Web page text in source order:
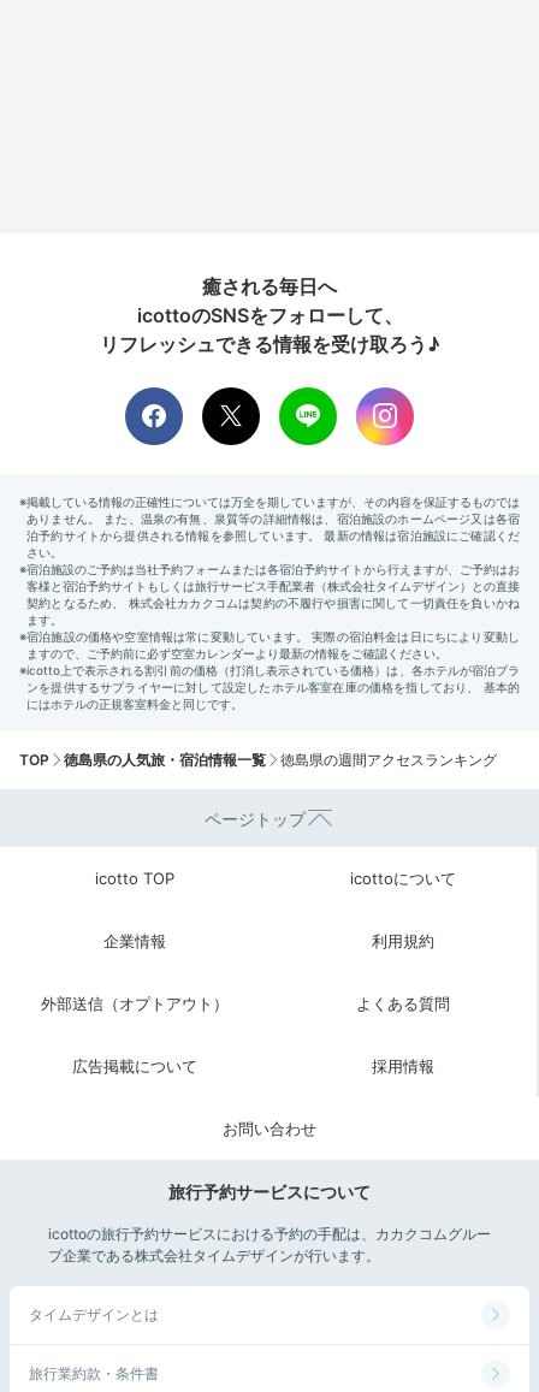
癒される毎日へ
icottoのSNSをフォローして、
リフレッシュできる情報を受け取ろう♪
TOP 徳島県の人気旅・宿泊情報一覧 徳島県の週間アクセスランキング
ページトップ
icotto TOP icottoについて
企業情報 利用規約
外部送信（オプトアウト） よくある質問
広告掲載について 採用情報
お問い合わせ
旅行予約サービスについて
icottoの旅行予約サービスにおける予約の手配は、カカクコムグルー
プ企業である株式会社タイムデザインが行います。
タイムデザインとは
旅行業約款・条件書